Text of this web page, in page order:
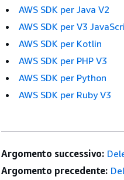
AWS SDK per Java V2
AWS SDK per V3
AWS SDK per Kotlin
AWS SDK per PHP V3
AWS SDK per Python
AWS SDK per Ruby V3
Argomento successivo:
Argomento precedente: